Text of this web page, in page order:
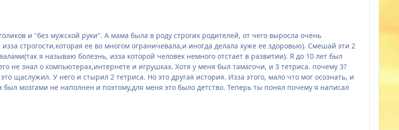
и "без мужской руки". А мама была в роду строгих родителей, от чего выросла очень
строгости,которая ее во многом ограничевала,и иногда делала хуже ее здоровью). Смешай эти 2
я называю болезнь, изза которой человек немного отстает в развитии). Я до 10 лет был
не знал о компьютерах,интернете и игрушках. Хотя у меня был тамагочи, и 3 тетриса. почему 3?
щаслужил. У него и стырил 2 тетриса. Но это другая история. Изза этого, мало что мог осознать, и
мозгами не наполнен и поэтому,для меня это было детство. Теперь ты понял почему я написал